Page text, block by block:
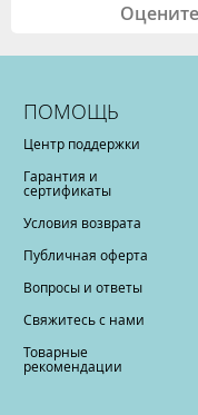
ПОМОЩЬ
Центр поддержки
Гарантия и
сертификаты
Условия возврата
Публичная оферта
Вопросы и ответы
Свяжитесь с нами
Товарные
рекомендации